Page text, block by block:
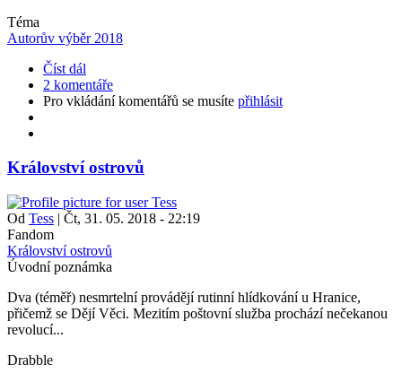
Téma
Autorův výběr 2018
Číst dál
2 komentáře
Pro vkládání komentářů se musíte přihlásit
Království ostrovů
Od Tess | Čt, 31. 05. 2018 - 22:19
Fandom
Království ostrovů
Úvodní poznámka
Dva (téměř) nesmrtelní provádějí rutinní hlídkování u Hranice,
přičemž se Dějí Věci. Mezitím poštovní služba prochází nečekanou
revolucí...
Drabble